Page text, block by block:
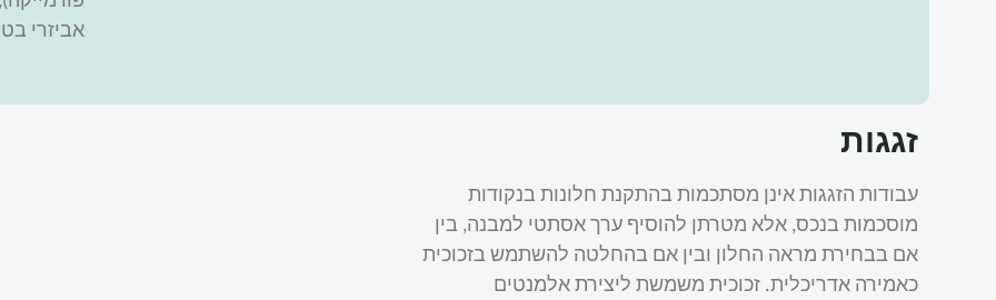
אביזרי
זגגות
עבודות הזגגות אינן מסתכמות בהתקנת חלונות בנקודות
מוסכמות בנכס, אלא מטרתן להוסיף ערך אסתטי למבנה, בין
אם בבחירת מראה החלון ובין אם בהחלטה להשתמש בזכוכית
כאמירה אדריכלית. זכוכית משמשת ליצירת אלמנטים